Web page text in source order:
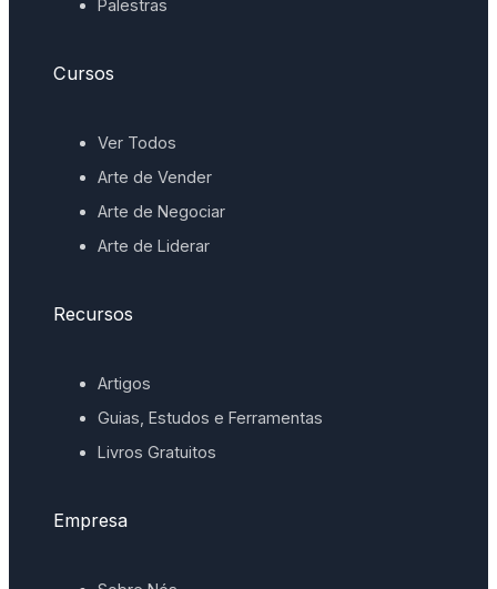
Palestras
Cursos
Ver Todos
Arte de Vender
Arte de Negociar
Arte de Liderar
Recursos
Artigos
Guias, Estudos e Ferramentas
Livros Gratuitos
Empresa